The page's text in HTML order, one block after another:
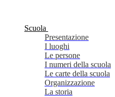
Scuola
Presentazione
I luoghi
Le persone
I numeri della scuola
Le carte della scuola
Organizzazione
La storia